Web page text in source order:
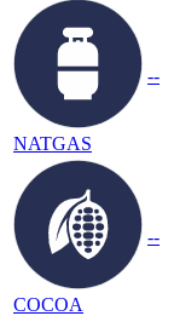
NATGAS
--
COCOA
--